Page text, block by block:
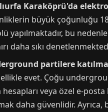
Karaköprü'da
büyük çoğunluğu 18
yapılmaktadır, bu
daha sıkı
partilere
evet. Çoğu
veya özel e-posta
daha güvenlidir.